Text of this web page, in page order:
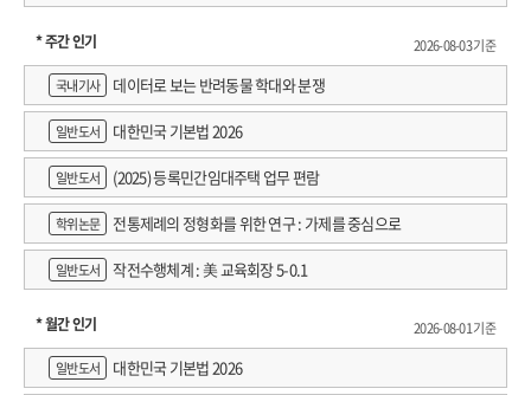
* 주간 인기
2026-08-03 기준
국내기사
데이터로 보는 반려동물 학대와 분쟁
일반도서 대한민국 기본법 2026
일반도서 (2025) 등록민간임대주택 업무 편람
학위논문 전통제례의 정형화를 위한 연구 : 가제를 중심으로
일반도서 작전수행체계 : 美 교육회장 5-0.1
* 월간 인기
2026-08-01 기준
일반도서
대한민국 기본법 2026